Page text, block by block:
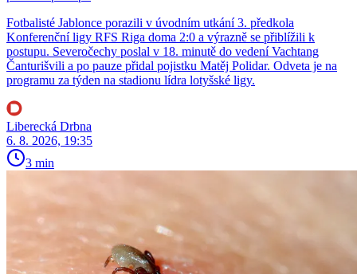
Fotbalisté Jablonce porazili v úvodním utkání 3. předkola
Konferenční ligy RFS Riga doma 2:0 a výrazně se přiblížili k
postupu. Severočechy poslal v 18. minutě do vedení Vachtang
Čanturišvili a po pauze přidal pojistku Matěj Polidar. Odveta je na
programu za týden na stadionu lídra lotyšské ligy.
Liberecká Drbna
6. 8. 2026, 19:35
3 min